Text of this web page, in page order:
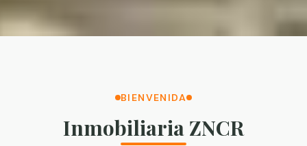
BIENVENIDA
Inmobiliaria ZNCR